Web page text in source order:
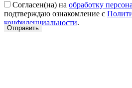
Согласен(на) на обработку
подтверждаю ознакомление с
конфиденциальности.